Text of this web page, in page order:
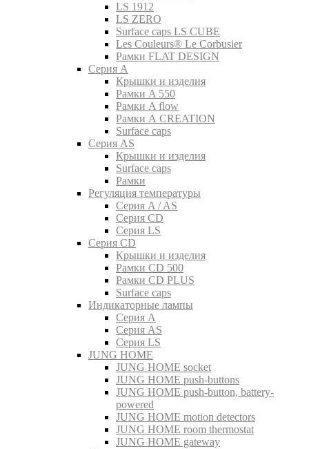
LS 1912
LS ZERO
Surface caps LS CUBE
Les Couleurs® Le Corbusier
Рамки FLAT DESIGN
Серия A
Крышки и изделия
Рамки A 550
Рамки A flow
Рамки A CREATION
Surface caps
Серия AS
Крышки и изделия
Surface caps
Рамки
Регуляция температуры
Серия A / AS
Серия CD
Серия LS
Серия CD
Крышки и изделия
Рамки CD 500
Рамки CD PLUS
Surface caps
Индикаторные лампы
Серия A
Серия AS
Серия LS
JUNG HOME
JUNG HOME socket
JUNG HOME push-buttons
JUNG HOME push-button, battery-
powered
JUNG HOME motion detectors
JUNG HOME room thermostat
JUNG HOME gateway